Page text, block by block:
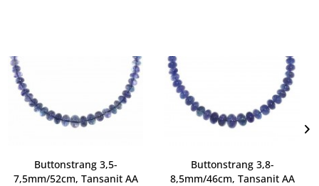
Buttonstrang 3,5-
7,5mm/52cm, Tansanit AA
Buttonstrang 3,8-
8,5mm/46cm, Tansanit AA